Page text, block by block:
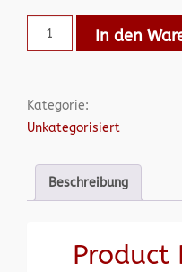
In den
Kategorie:
Unkategorisiert
Beschreibung
Product